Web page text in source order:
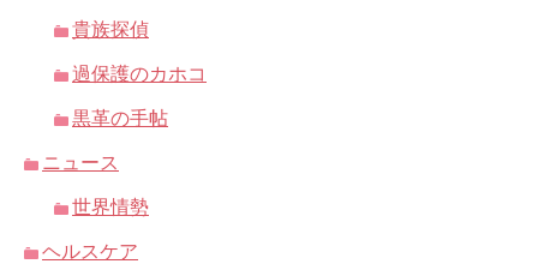
貴族探偵
過保護のカホコ
黒革の手帖
ニュース
世界情勢
ヘルスケア